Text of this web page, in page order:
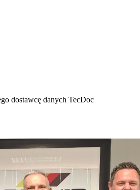
dostawcę danych TecDoc